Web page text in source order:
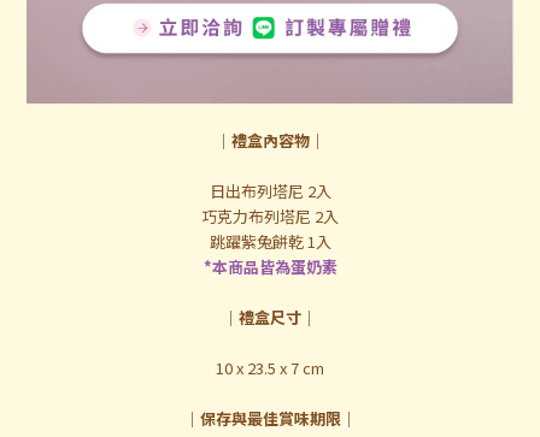
｜禮盒內容物｜
日出布列塔尼 2入
巧克力布列塔尼 2入
跳躍紫兔餅乾 1入
*本商品皆為蛋奶素
｜禮盒尺寸｜
10 x 23.5 x 7 cm
｜保存與最佳賞味期限｜